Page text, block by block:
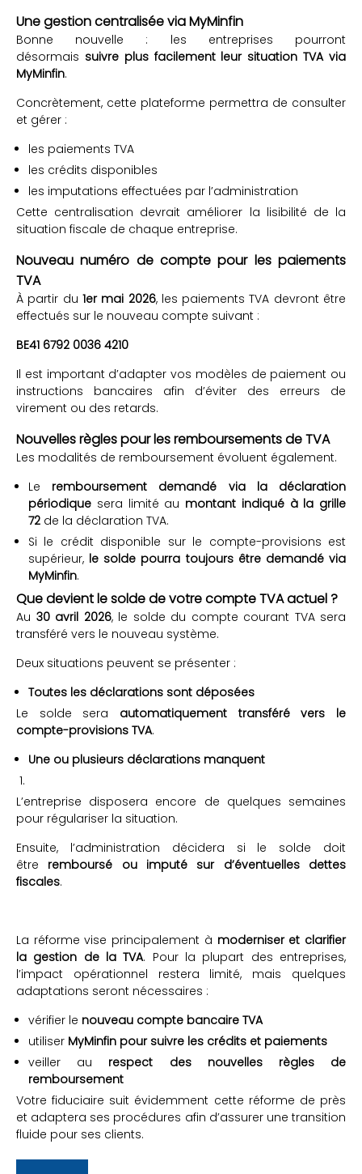
Une gestion centralisée via MyMinfin
Bonne nouvelle : les entreprises pourront
désormais suivre plus facilement leur situation TVA via
MyMinfin.
Concrètement, cette plateforme permettra de consulter
et gérer :
les paiements TVA
les crédits disponibles
les imputations effectuées par l’administration
Cette centralisation devrait améliorer la lisibilité de la
situation fiscale de chaque entreprise.
Nouveau numéro de compte pour les paiements
TVA
À partir du 1er mai 2026, les paiements TVA devront être
effectués sur le nouveau compte suivant :
BE41 6792 0036 4210
Il est important d’adapter vos modèles de paiement ou
instructions bancaires afin d’éviter des erreurs de
virement ou des retards.
Nouvelles règles pour les remboursements de TVA
Les modalités de remboursement évoluent également.
Le remboursement demandé via la déclaration
périodique sera limité au montant indiqué à la grille
72 de la déclaration TVA.
Si le crédit disponible sur le compte-provisions est
supérieur, le solde pourra toujours être demandé via
MyMinfin.
Que devient le solde de votre compte TVA actuel ?
Au 30 avril 2026, le solde du compte courant TVA sera
transféré vers le nouveau système.
Deux situations peuvent se présenter :
Toutes les déclarations sont déposées
Le solde sera automatiquement transféré vers le
compte-provisions TVA.
Une ou plusieurs déclarations manquent
L’entreprise disposera encore de quelques semaines
pour régulariser la situation.
Ensuite, l’administration décidera si le solde doit
être remboursé ou imputé sur d’éventuelles dettes
fiscales.
La réforme vise principalement à moderniser et clarifier
la gestion de la TVA. Pour la plupart des entreprises,
l’impact opérationnel restera limité, mais quelques
adaptations seront nécessaires :
vérifier le nouveau compte bancaire TVA
utiliser MyMinfin pour suivre les crédits et paiements
veiller au respect des nouvelles règles de
remboursement
Votre fiduciaire suit évidemment cette réforme de près
et adaptera ses procédures afin d’assurer une transition
fluide pour ses clients.